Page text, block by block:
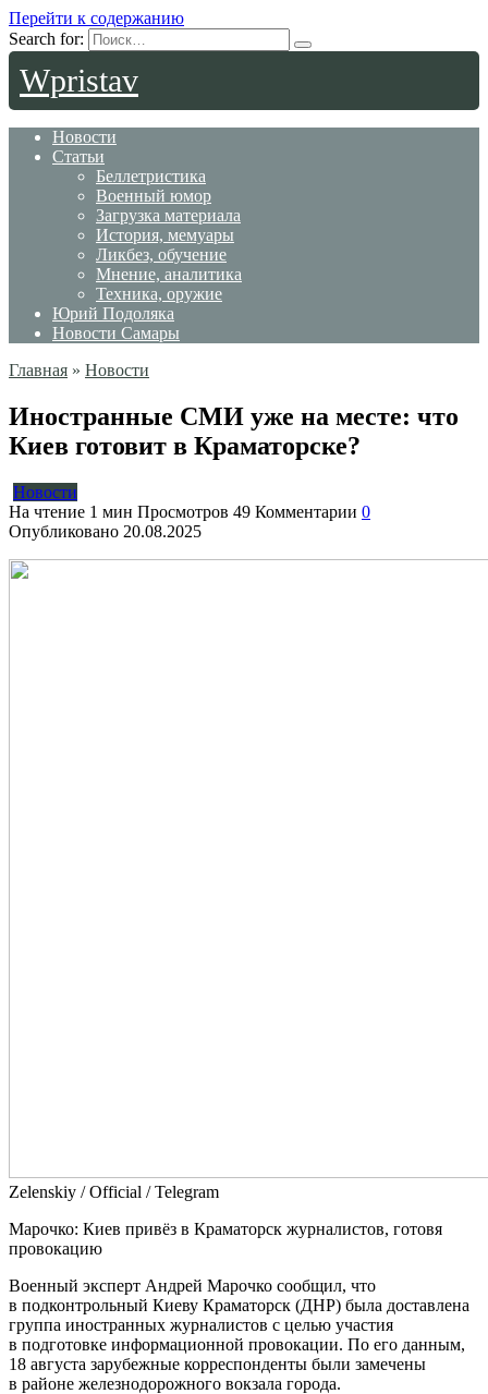
Перейти к содержанию
Search for:
Wpristav
Новости
Статьи
Беллетристика
Военный юмор
Загрузка материала
История, мемуары
Ликбез, обучение
Мнение, аналитика
Техника, оружие
Юрий Подоляка
Новости Самары
Главная » Новости
Иностранные СМИ уже на месте: что
Киев готовит в Краматорске?
Новости
На чтение 1 мин Просмотров 49 Комментарии 0
Опубликовано 20.08.2025
Zеlеnskiу / Оfficiаl / Telegram
Марочко: Киев привёз в Краматорск журналистов, готовя
провокацию
Военный эксперт Андрей Марочко сообщил, что
в подконтрольный Киеву Краматорск (ДНР) была доставлена
группа иностранных журналистов с целью участия
в подготовке информационной провокации. По его данным,
18 августа зарубежные корреспонденты были замечены
в районе железнодорожного вокзала города.